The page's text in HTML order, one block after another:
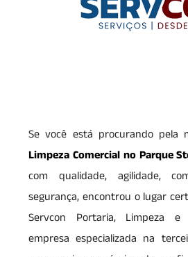
Se você está procurando pela
Limpeza Comercial no Parque
com qualidade, agilidade,
segurança, encontrou o lugar
Servcon Portaria, Limpeza e
empresa especializada na